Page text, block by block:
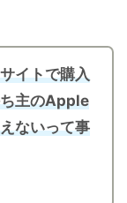
イトで購入
主のApple
ないって事